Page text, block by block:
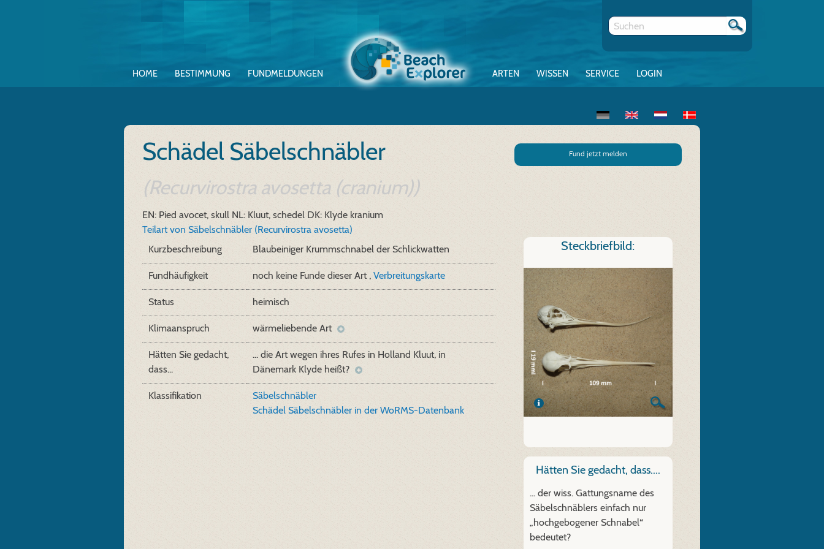
HOME BESTIMMUNG FUNDMELDUNGEN ARTEN WISSEN SERVICE LOGIN
Schädel Säbelschnäbler
(Recurvirostra avosetta (cranium))
EN: Pied avocet, skull NL: Kluut, schedel DK: Klyde kranium
Teilart von Säbelschnäbler (Recurvirostra avosetta)
Fund jetzt melden
Kurzbeschreibung Blaubeiniger Krummschnabel der Schlickwatten
Fundhäufigkeit noch keine Funde dieser Art , Verbreitungskarte
Status heimisch
Klimaanspruch wärmeliebende Art
Hätten Sie gedacht,
dass...
... die Art wegen ihres Rufes in Holland Kluut, in
Dänemark Klyde heißt?
Klassifikation
Säbelschnäbler
Schädel Säbelschnäbler in der WoRMS-Datenbank
Steckbriefbild:
Hätten Sie gedacht, dass....
... der wiss. Gattungsname des
Säbelschnäblers einfach nur
„hochgebogener Schnabel“
bedeutet?